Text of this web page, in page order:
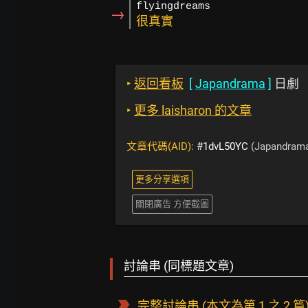
→ flyingdreams
很真實
‣ 返回看板 [Japandrama ] 日劇
‣ 更多 laisharon 的文章
文章代碼(AID): #1dvL50YC
更多分享選項
關閉廣告 方便截圖
討論串 (同標題文章)